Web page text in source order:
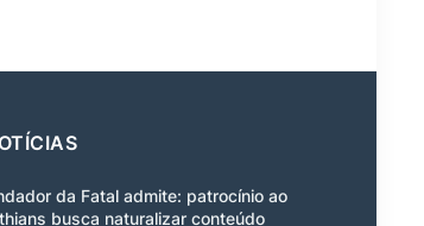
da Fatal admite: patrocínio ao
busca naturalizar conteúdo